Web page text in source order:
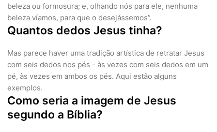
beleza ou formosura; e, olhando nós para ele, nenhuma
beleza víamos, para que o desejássemos”.
Quantos dedos Jesus tinha?
Mas parece haver uma tradição artística de retratar Jesus
com seis dedos nos pés - às vezes com seis dedos em um
pé, às vezes em ambos os pés. Aqui estão alguns
exemplos.
Como seria a imagem de Jesus
segundo a Bíblia?